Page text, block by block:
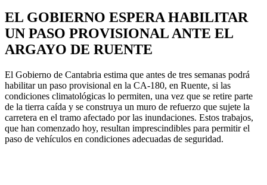
EL GOBIERNO ESPERA HABILITAR
UN PASO PROVISIONAL ANTE EL
ARGAYO DE RUENTE
El Gobierno de Cantabria estima que antes de tres semanas podrá
habilitar un paso provisional en la CA-180, en Ruente, si las
condiciones climatológicas lo permiten, una vez que se retire parte
de la tierra caída y se construya un muro de refuerzo que sujete la
carretera en el tramo afectado por las inundaciones. Estos trabajos,
que han comenzado hoy, resultan imprescindibles para permitir el
paso de vehículos en condiciones adecuadas de seguridad.